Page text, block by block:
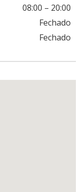
08:00 – 20:00
Fechado
Fechado